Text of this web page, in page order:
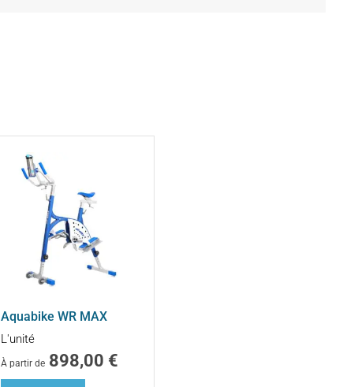
Aquabike WR MAX
L'unité
À partir de 898,00 €